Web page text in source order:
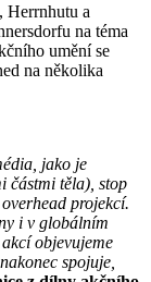
Herrnhutu a
na téma
umění se
na několika
jako je
částmi těla), stop
projekcí.
i v globálním
objevujeme
spojuje,